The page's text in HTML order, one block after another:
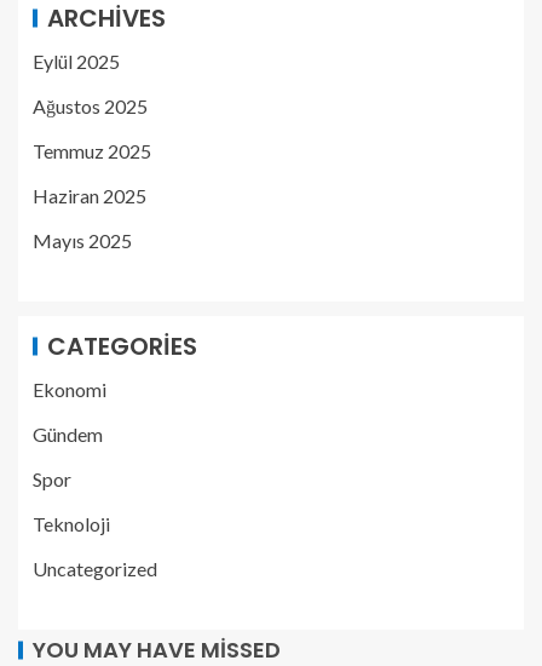
ARCHIVES
Eylül 2025
Ağustos 2025
Temmuz 2025
Haziran 2025
Mayıs 2025
CATEGORIES
Ekonomi
Gündem
Spor
Teknoloji
Uncategorized
YOU MAY HAVE MISSED